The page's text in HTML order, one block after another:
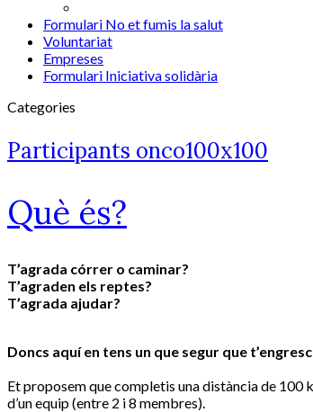
Formulari No et fumis la salut
Voluntariat
Empreses
Formulari Iniciativa solidària
Categories
Participants onco100x100
Què és?
T’agrada córrer o caminar?
T’agraden els reptes?
T’agrada ajudar?
Doncs aquí en tens un que segur que
Et proposem que completis una distància de
d’un equip (entre 2 i 8 membres).